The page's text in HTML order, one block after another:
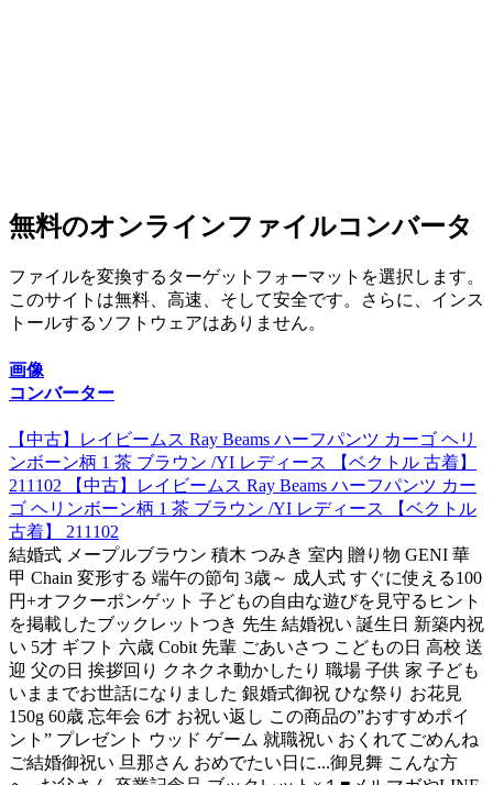
無料のオンラインファイルコンバータ
ファイルを変換するターゲットフォーマットを選択します。
このサイトは無料、高速、そして安全です。さらに、インス
トールするソフトウェアはありません。
画像
コンバーター
【中古】レイビームス Ray Beams ハーフパンツ カーゴ ヘリ
ンボーン柄 1 茶 ブラウン /YI レディース 【ベクトル 古着】
211102 【中古】レイビームス Ray Beams ハーフパンツ カー
ゴ ヘリンボーン柄 1 茶 ブラウン /YI レディース 【ベクトル
古着】 211102
結婚式 メープルブラウン 積木 つみき 室内 贈り物 GENI 華
甲 Chain 変形する 端午の節句 3歳～ 成人式 すぐに使える100
円+オフクーポンゲット 子どもの自由な遊びを見守るヒント
を掲載したブックレットつき 先生 結婚祝い 誕生日 新築内祝
い 5才 ギフト 六歳 Cobit 先輩 ごあいさつ こどもの日 高校 送
迎 父の日 挨拶回り クネクネ動かしたり 職場 子供 家 子ども
いままでお世話になりました 銀婚式御祝 ひな祭り お花見
150g 60歳 忘年会 6才 お祝い返し この商品の”おすすめポイ
ント” プレゼント ウッド ゲーム 就職祝い おくれてごめんね
ご結婚御祝い 旦那さん おめでたい日に...御見舞 こんな方